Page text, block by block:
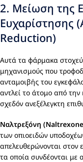
2. Μείωση της
Ευχαρίστησης
Reduction)
Αυτά τα φάρμακα
μηχανισμούς που
ανταμοιβής του
αντλεί το άτομο από
σχεδόν ανεξέλεγκτη
Ναλτρεξόνη
των οπιοειδών
απελευθερώνονται στον
τα οποία συνδέονται με